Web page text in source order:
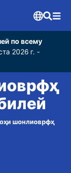
по всему
2026 г. -
шонли‌оврфҳ